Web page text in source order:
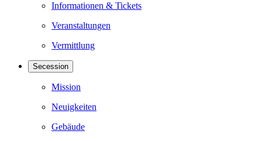
Informationen & Tickets
Veranstaltungen
Vermittlung
Secession
Mission
Neuigkeiten
Gebäude